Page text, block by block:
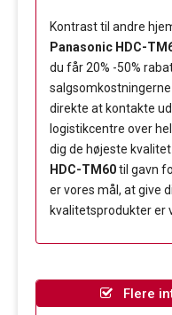
Kontrast til andre
Panasonic HDC-
du får 20% -50%
direkte at kontakte
logistikcentre over
dig de højeste
HDC-TM60til gavn
er vores mål, at give
kvalitetsprodukter er
Flere